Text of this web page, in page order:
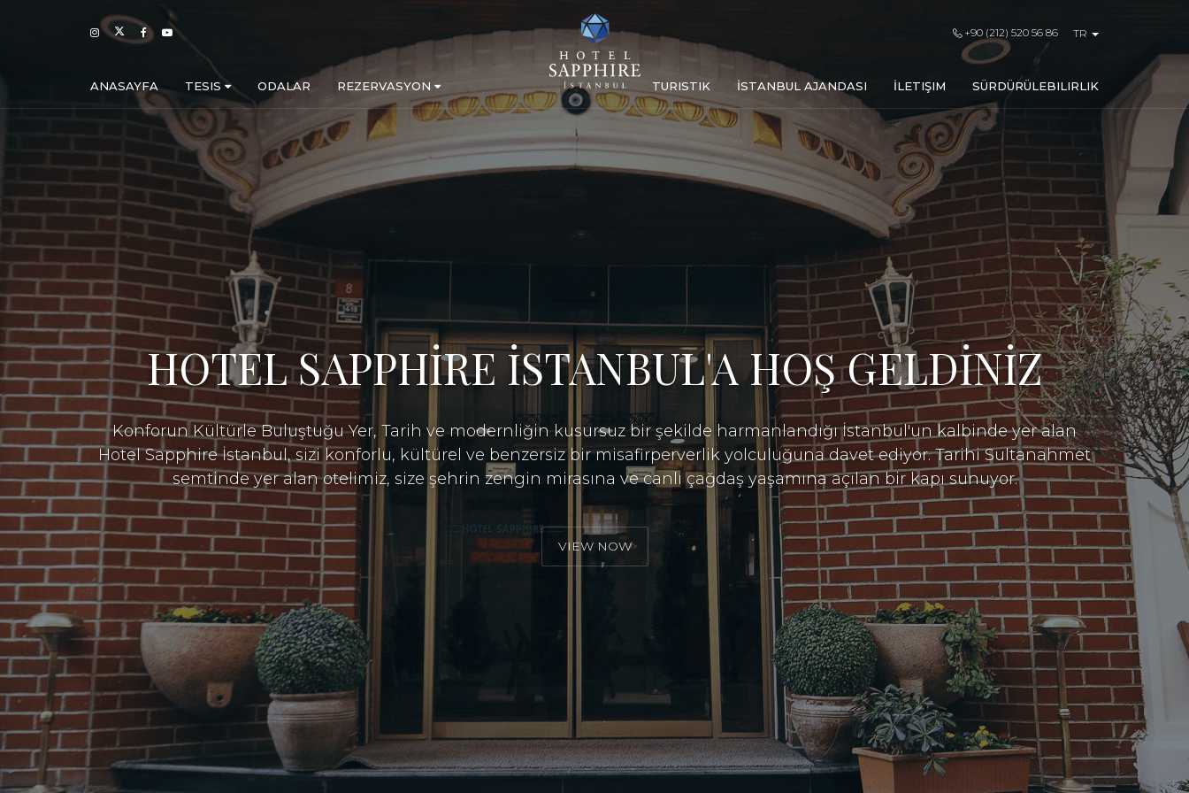
+90 (212) 520 56 86 TR
ANASAYFA TESIS ODALAR REZERVASYON TURISTIK İSTANBUL AJANDASI İLETIŞIM SÜRDÜRÜLEBILIRLIK
HOTEL SAPPHİRE İSTANBUL'A HOŞ GELDİNİZ
Konforun Kültürle Buluştuğu Yer, Tarih ve modernliğin kusursuz bir şekilde harmanlandığı İstanbul'un kalbinde yer alan
Hotel Sapphire İstanbul, sizi konforlu, kültürel ve benzersiz bir misafirperverlik yolculuğuna davet ediyor. Tarihi Sultanahmet
semtinde yer alan otelimiz, size şehrin zengin mirasına ve canlı çağdaş yaşamına açılan bir kapı sunuyor.
VIEW NOW